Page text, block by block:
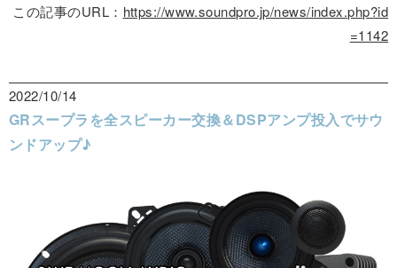
この記事のURL： https://www.soundpro.jp/news/index.php?id
=1142
2022/10/14
GRスープラを全スピーカー交換＆DSPアンプ投入でサウ
ンドアップ♪